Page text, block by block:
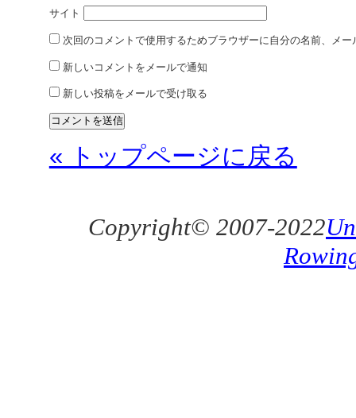
サイト
次回のコメントで使用するためブラウザーに自分の名前、メ
新しいコメントをメールで通知
新しい投稿をメールで受け取る
« トップページに戻る
Copyright© 2007-2022